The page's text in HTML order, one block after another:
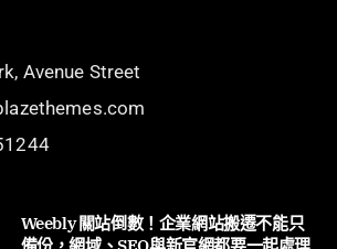
Avenue Street
Weebly 關站倒數！企業網站搬遷不能只